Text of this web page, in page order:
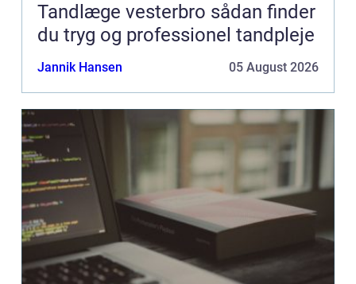
Tandlæge vesterbro sådan finder
du tryg og professionel tandpleje
Jannik Hansen 05 August 2026